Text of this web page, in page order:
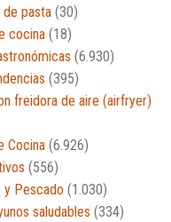
pasta (30)
cocina (18)
(6.930)
(395)
freidora de aire (airfryer)
Cocina (6.926)
(556)
y Pescado (1.030)
saludables (334)